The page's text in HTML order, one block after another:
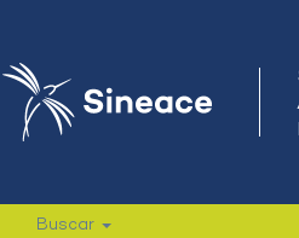
Buscar